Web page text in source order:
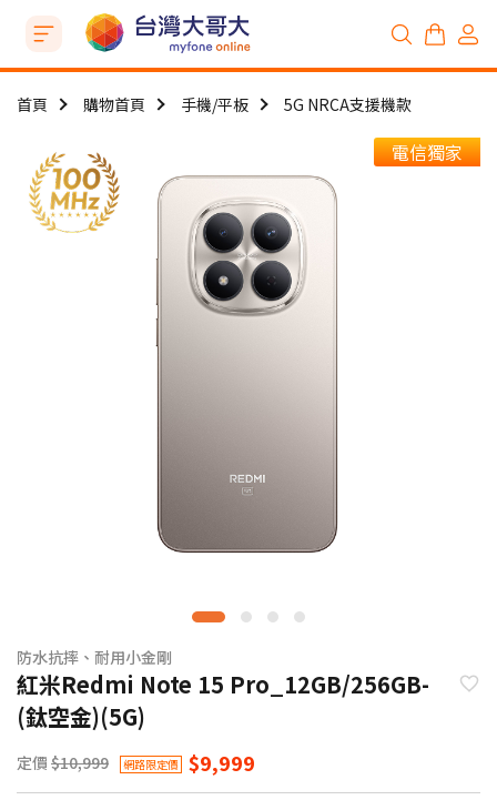
首頁 購物首頁 手機/平板 5G NRCA支援機款
電信獨家
防水抗摔、耐用小金剛
紅米Redmi Note 15 Pro_12GB/256GB-
(鈦空金)(5G)
定價 $10,999 網路限定價 $9,999